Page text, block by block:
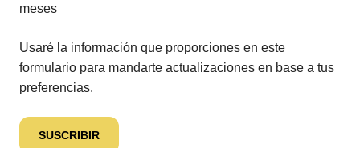
meses
Usaré la información que proporciones en este
formulario para mandarte actualizaciones en base a tus
preferencias.